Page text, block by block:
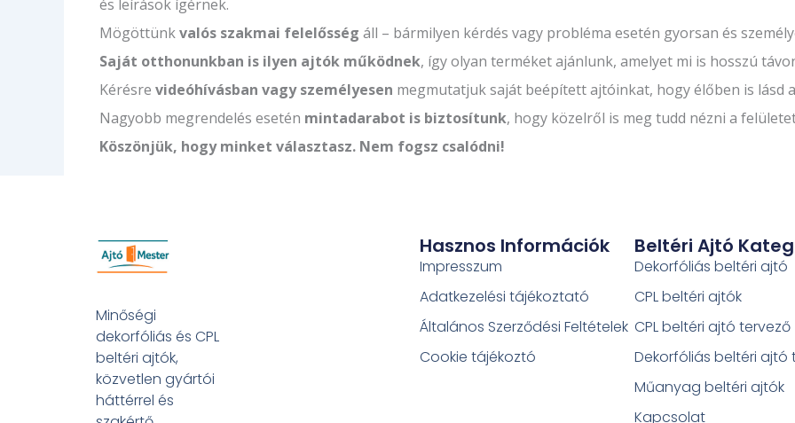
és leírások ígérnek.
Mögöttünkvalós szakmai felelősség áll – bármilyen kérdés vagy probléma esetén gyorsan és
Saját otthonunkban is ilyen ajtók működnek, így olyan terméket ajánlunk, amelyet mi is hosszú
Kérésre videóhívásban vagy személyesen megmutatjuk saját beépített ajtóinkat, hogy élőben is lásd
Nagyobb megrendelés esetén mintadarabot is biztosítunk, hogy közelről is meg tudd nézni a
Köszönjük, hogy minket választasz. Nem fogsz csalódni!
Minőségi
dekorfóliás és CPL
beltéri ajtók,
közvetlen gyártói
háttérrel és
Hasznos Információk
Impresszum
Adatkezelési tájékoztató
Általános Szerződési Feltételek
Cookie tájékoztó
Beltéri Ajtó
Dekorfóliás beltéri ajtó
CPL beltéri ajtók
CPL beltéri ajtó tervező
Dekorfóliás beltéri ajtó
Műanyag beltéri ajtók
Kapcsolat